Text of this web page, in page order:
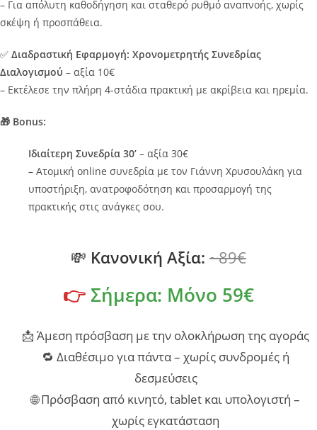
– Για απόλυτη καθοδήγηση και σταθερό ρυθμό αναπνοής, χωρίς
σκέψη ή προσπάθεια.
✅ Διαδραστική Εφαρμογή: Χρονομετρητής Συνεδρίας
Διαλογισμού – αξία 10€
– Εκτέλεσε την πλήρη 4-στάδια πρακτική με ακρίβεια και ηρεμία.
🎁 Bonus:
Ιδιαίτερη Συνεδρία 30’ – αξία 30€
– Ατομική online συνεδρία με τον Γιάννη Χρυσουλάκη για
υποστήριξη, ανατροφοδότηση και προσαρμογή της
πρακτικής στις ανάγκες σου.
💸 Κανονική Αξία: ~89€
👉 Σήμερα: Μόνο 59€
📩 Άμεση πρόσβαση με την ολοκλήρωση της αγοράς
🔁 Διαθέσιμο για πάντα – χωρίς συνδρομές ή
δεσμεύσεις
🌐 Πρόσβαση από κινητό, tablet και υπολογιστή –
χωρίς εγκατάσταση